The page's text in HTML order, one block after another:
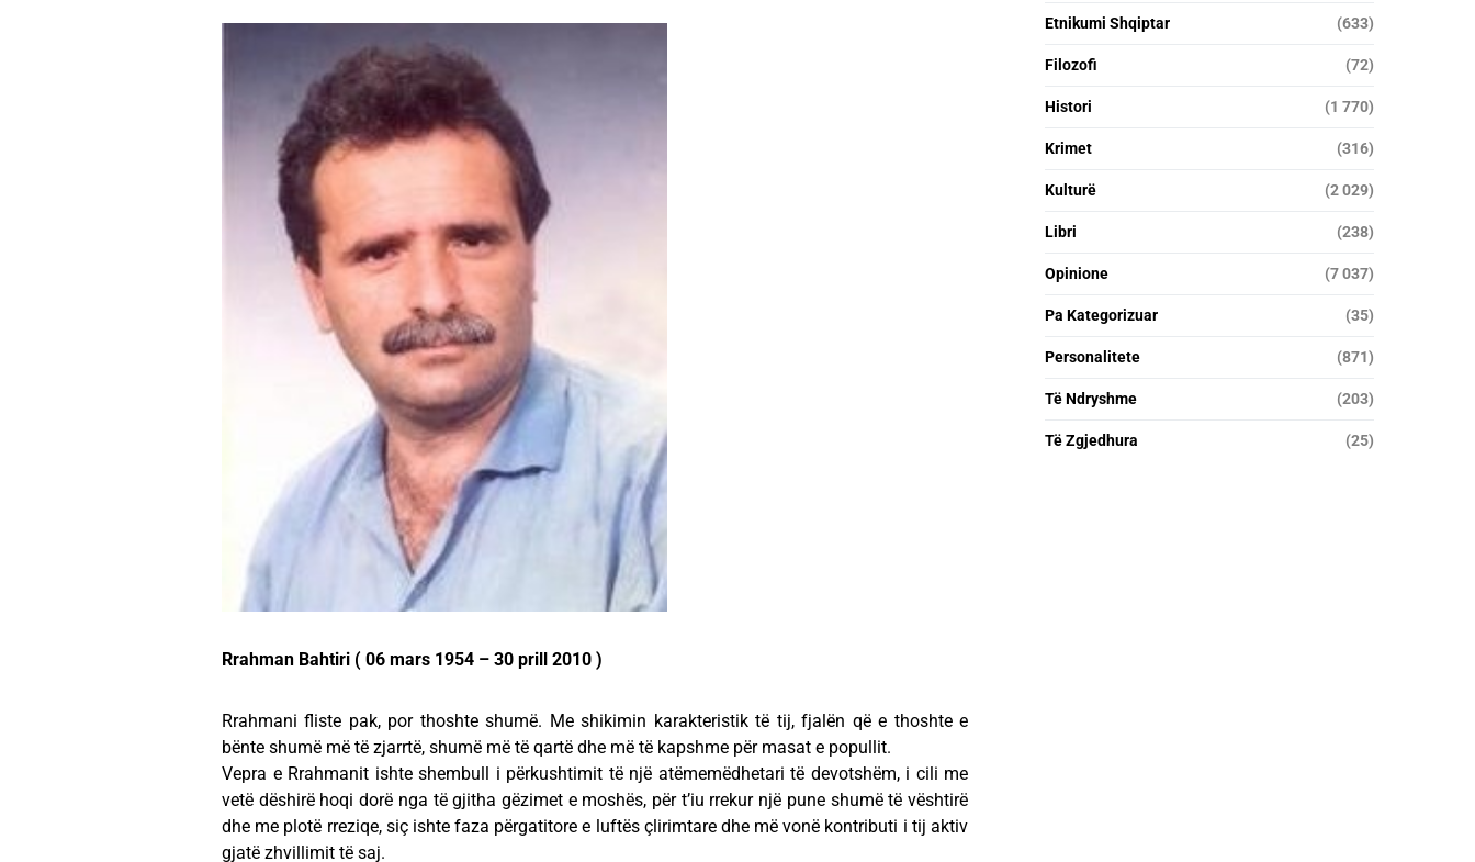
Rrahman Bahtiri ( 06 mars 1954 – 30 prill 2010 )
Rrahmani fliste pak, por thoshte shumë. Me shikimin karakteristik të tij, fjalën që e thoshte e
bënte shumë më të zjarrtë, shumë më të qartë dhe më të kapshme për masat e popullit.
Vepra e Rrahmanit ishte shembull i përkushtimit të një atëmemëdhetari të devotshëm, i cili me
vetë dëshirë hoqi dorë nga të gjitha gëzimet e moshës, për t’iu rrekur një pune shumë të vështirë
dhe me plotë rreziqe, siç ishte faza përgatitore e luftës çlirimtare dhe më vonë kontributi i tij aktiv
gjatë zhvillimit të saj.
Etnikumi Shqiptar (633)
Filozofi (72)
Histori (1 770)
Krimet (316)
Kulturë (2 029)
Libri (238)
Opinione (7 037)
Pa Kategorizuar (35)
Personalitete (871)
Të Ndryshme (203)
Të Zgjedhura (25)